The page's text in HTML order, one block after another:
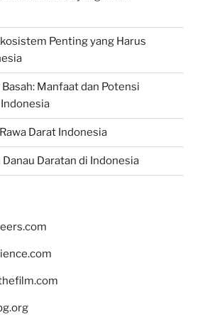
Penting yang Harus
Manfaat dan Potensi
Darat Indonesia
Daratan di Indonesia